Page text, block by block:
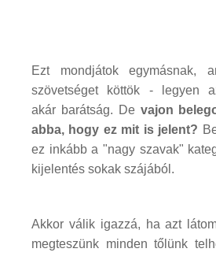
Ezt mondjátok egymásnak,
szövetséget köttök - legyen
akár barátság. De vajon
abba, hogy ez mit is jelent?
ez inkább a "nagy szavak"
kijelentés sokak szájából.
Akkor válik igazzá, ha azt
megteszünk minden tőlünk